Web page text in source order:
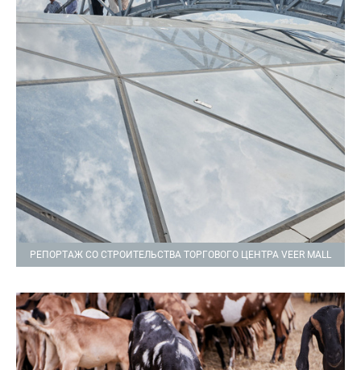
РЕПОРТАЖ СО СТРОИТЕЛЬСТВА ТОРГОВОГО ЦЕНТРА VEER MALL